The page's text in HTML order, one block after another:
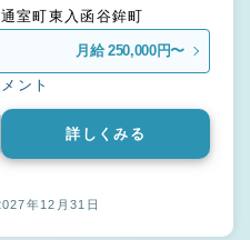
都市下京区 四条通室町東入函谷鉾町
月給 250,000円〜
ント
詳しくみる
年12月31日